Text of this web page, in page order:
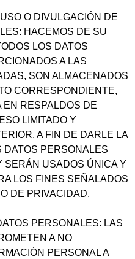
O DIVULGACIÓN DE
HACEMOS DE SU
LOS DATOS
A LAS
SON ALMACENADOS
CORRESPONDIENTE,
EN RESPALDOS DE
LIMITADO Y
A FIN DE DARLE LA
DATOS PERSONALES
SERÁN USADOS ÚNICA Y
LOS FINES SEÑALADOS
DE PRIVACIDAD.
PERSONALES: LAS
A NO
PERSONAL A